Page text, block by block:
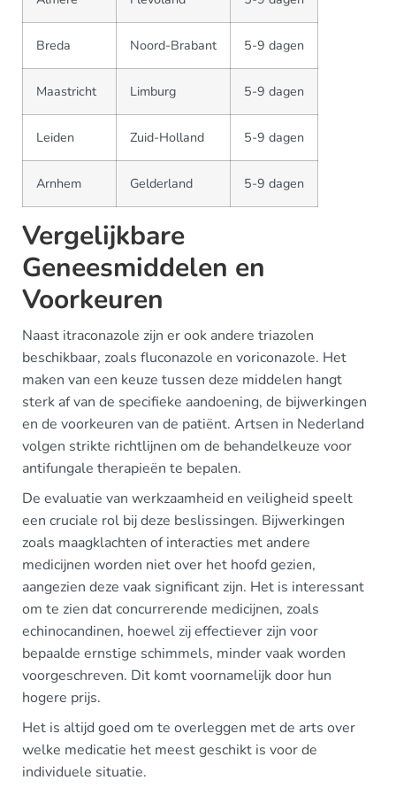
Breda Noord-Brabant 5-9 dagen
Maastricht Limburg 5-9 dagen
Leiden Zuid-Holland 5-9 dagen
Arnhem Gelderland 5-9 dagen
Vergelijkbare
Geneesmiddelen en
Voorkeuren
Naast itraconazole zijn er ook andere triazolen
beschikbaar, zoals fluconazole en voriconazole. Het
maken van een keuze tussen deze middelen hangt
sterk af van de specifieke aandoening, de bijwerkingen
en de voorkeuren van de patiënt. Artsen in Nederland
volgen strikte richtlijnen om de behandelkeuze voor
antifungale therapieën te bepalen.
De evaluatie van werkzaamheid en veiligheid speelt
een cruciale rol bij deze beslissingen. Bijwerkingen
zoals maagklachten of interacties met andere
medicijnen worden niet over het hoofd gezien,
aangezien deze vaak significant zijn. Het is interessant
om te zien dat concurrerende medicijnen, zoals
echinocandinen, hoewel zij effectiever zijn voor
bepaalde ernstige schimmels, minder vaak worden
voorgeschreven. Dit komt voornamelijk door hun
hogere prijs.
Het is altijd goed om te overleggen met de arts over
welke medicatie het meest geschikt is voor de
individuele situatie.